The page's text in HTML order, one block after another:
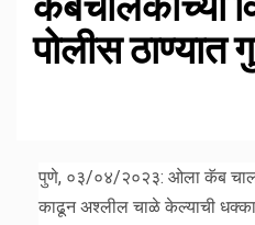
पोलीस ठाण्यात
पुणे, ०३/०४/२०२३: ओला कॅब
काढून अश्लील चाळे केल्याची